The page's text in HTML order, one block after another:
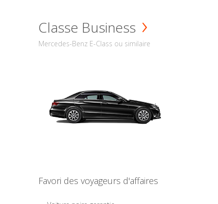
Classe Business
Mercedes-Benz E-Class ou similaire
Favori des voyageurs d'affaires